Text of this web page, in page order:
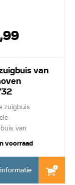
van
zuigbuis
van
voorraad